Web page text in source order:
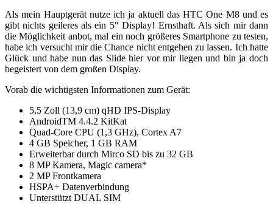
Als mein Hauptgerät nutze ich ja aktuell das HTC One M8 und es
gibt nichts geileres als ein 5″ Display! Ernsthaft. Als sich mir dann
die Möglichkeit anbot, mal ein noch größeres Smartphone zu testen,
habe ich versucht mir die Chance nicht entgehen zu lassen. Ich hatte
Glück und habe nun das Slide hier vor mir liegen und bin ja doch
begeistert von dem großen Display.
Vorab die wichtigsten Informationen zum Gerät:
5,5 Zoll (13,9 cm) qHD IPS-Display
AndroidTM 4.4.2 KitKat
Quad-Core CPU (1,3 GHz), Cortex A7
4 GB Speicher, 1 GB RAM
Erweiterbar durch Mirco SD bis zu 32 GB
8 MP Kamera, Magic camera*
2 MP Frontkamera
HSPA+ Datenverbindung
Unterstützt DUAL SIM